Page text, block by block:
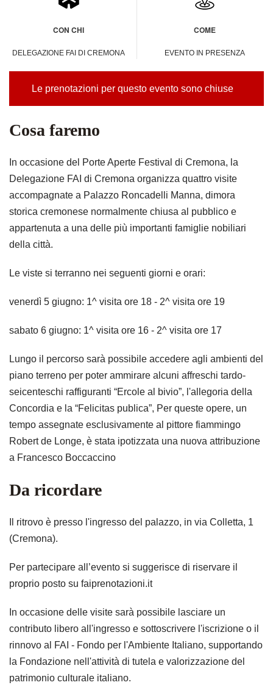
CON CHI
DELEGAZIONE FAI DI CREMONA
COME
EVENTO IN PRESENZA
Le prenotazioni per questo evento sono chiuse
Cosa faremo
In occasione del Porte Aperte Festival di Cremona, la
Delegazione FAI di Cremona organizza quattro visite
accompagnate a Palazzo Roncadelli Manna, dimora
storica cremonese normalmente chiusa al pubblico e
appartenuta a una delle più importanti famiglie nobiliari
della città.
Le viste si terranno nei seguenti giorni e orari:
venerdì 5 giugno: 1^ visita ore 18 - 2^ visita ore 19
sabato 6 giugno: 1^ visita ore 16 - 2^ visita ore 17
Lungo il percorso sarà possibile accedere agli ambienti del
piano terreno per poter ammirare alcuni affreschi tardo-
seicenteschi raffiguranti “Ercole al bivio”, l'allegoria della
Concordia e la “Felicitas publica”, Per queste opere, un
tempo assegnate esclusivamente al pittore fiammingo
Robert de Longe, è stata ipotizzata una nuova attribuzione
a Francesco Boccaccino
Da ricordare
Il ritrovo è presso l'ingresso del palazzo, in via Colletta, 1
(Cremona).
Per partecipare all’evento si suggerisce di riservare il
proprio posto su faiprenotazioni.it
In occasione delle visite sarà possibile lasciare un
contributo libero all'ingresso e sottoscrivere l'iscrizione o il
rinnovo al FAI - Fondo per l'Ambiente Italiano, supportando
la Fondazione nell'attività di tutela e valorizzazione del
patrimonio culturale italiano.